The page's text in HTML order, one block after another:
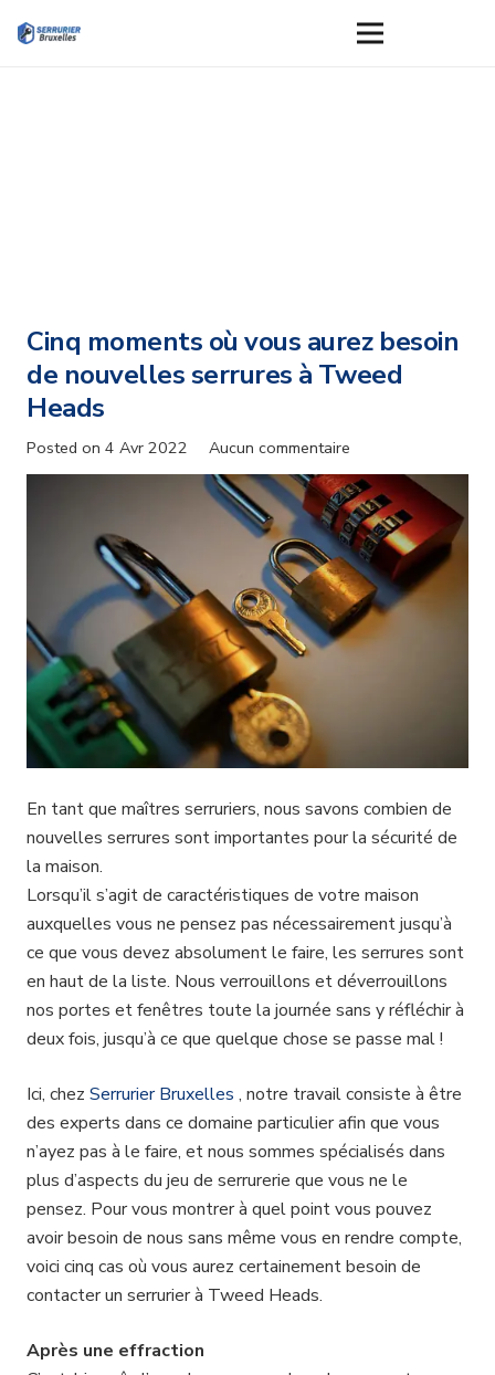
Cinq moments où vous aurez besoin
de nouvelles serrures à Tweed
Heads
Posted on 4 Avr 2022 Aucun commentaire
En tant que maîtres serruriers, nous savons combien de
nouvelles serrures sont importantes pour la sécurité de
la maison.
Lorsqu’il s’agit de caractéristiques de votre maison
auxquelles vous ne pensez pas nécessairement jusqu’à
ce que vous devez absolument le faire, les serrures sont
en haut de la liste. Nous verrouillons et déverrouillons
nos portes et fenêtres toute la journée sans y réfléchir à
deux fois, jusqu’à ce que quelque chose se passe mal !
Ici, chez Serrurier Bruxelles , notre travail consiste à être
des experts dans ce domaine particulier afin que vous
n’ayez pas à le faire, et nous sommes spécialisés dans
plus d’aspects du jeu de serrurerie que vous ne le
pensez. Pour vous montrer à quel point vous pouvez
avoir besoin de nous sans même vous en rendre compte,
voici cinq cas où vous aurez certainement besoin de
contacter un serrurier à Tweed Heads.
Après une effraction